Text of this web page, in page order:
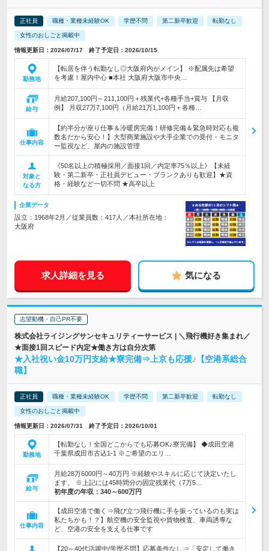
正社員 職種・業種未経験OK 学歴不問 第二新卒歓迎 転勤なし
女性のおしごと掲載中
情報更新日：2026/07/17 終了予定日：2026/10/15
勤務地
【転居を伴う転勤なし◎大阪府内がメイン】 ※配属先は希望
を考慮！屋内中心 ■本社 大阪府大阪市中央…
給与
月給207,100円～211,100円＋残業代+各種手当+賞与 【月収
例】 月収27万7,100円（月給21万1,100円＋各種…
仕事内容
【約半分が座り仕事＆冷暖房完備！研修完備＆緊急時対応も複
数名だから安心！】大型商業施設や大手企業での受付・モニタ
ー監視など、屋内の施設管理
対象と
なる方
《50名以上の積極採用／面接1回／内定率75％以上》【未経
験・第二新卒・正社員デビュー・ブランクありも歓迎】★資
格・経験など一切不問 ★高卒以上
企業データ
設立：1968年2月／従業員数：417人／本社所在地：
大阪府
求人詳細を見る 気になる
志望動機・自己PR不要
株式会社ライジングサンセキュリティーサービス | ＼飛行機好き集まれ／
★面接1回スピード内定★働き方は自分次第
★入社祝い金10万円支給★寮完備⇒上京も応援♪【空港系総合
職】
正社員 職種・業種未経験OK 学歴不問 第二新卒歓迎 転勤なし
女性のおしごと掲載中
情報更新日：2026/07/31 終了予定日：2026/10/01
勤務地
【転勤なし！全国どこからでも応募OK♪寮完備】 ◆成田空港
千葉県成田市古込1-1 ※ご希望のエリ…
給与
月給28万6000円～40万円 ※経験やスキルに応じて決定いたし
ます。 ※上記には45時間分の固定残業代（7万5…
初年度の年収： 340～600万円
仕事内容
【成田空港で働く⇒飛び立つ飛行機に手を振っているのも実は
私たちかも！？】航空機の安全監視や貨物検査、車両誘導な
ど、空港の安全を支える仕事です
【20～40代活躍中/学歴不問】応募条件なし⇒「安定して働き